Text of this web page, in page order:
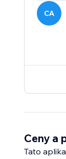
CA
Ceny a
Tato